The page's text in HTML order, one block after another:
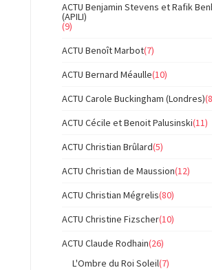
ACTU Benjamin Stevens et Rafik
(APILI)
(9)
ACTU Benoît Marbot(7)
ACTU Bernard Méaulle(10)
ACTU Carole Buckingham (Londres)
ACTU Cécile et Benoit Palusinski(11)
ACTU Christian Brûlard(5)
ACTU Christian de Maussion(12)
ACTU Christian Mégrelis(80)
ACTU Christine Fizscher(10)
ACTU Claude Rodhain(26)
L'Ombre du Roi Soleil(7)